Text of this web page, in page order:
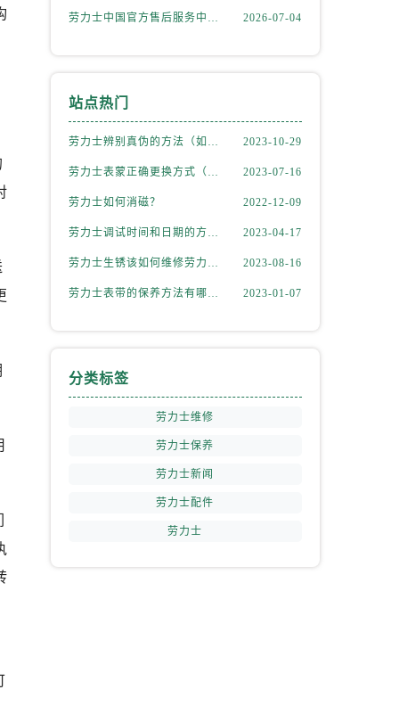
劳力士中国官方售后服务中心｜最新网点地址及电话权威信息声明（2026年7月最新） 2026-07-04
站点热门
劳力士辨别真伪的方法（如何判断劳力士的真假） 2023-10-29
劳力士表蒙正确更换方式（劳力士表蒙更换知识） 2023-07-16
劳力士如何消磁？ 2022-12-09
劳力士调试时间和日期的方法（劳力士该如何调试） 2023-04-17
劳力士生锈该如何维修劳力士（劳力士生锈怎么处理） 2023-08-16
劳力士表带的保养方法有哪些？ 2023-01-07
分类标签
劳力士维修
劳力士保养
劳力士新闻
劳力士配件
劳力士